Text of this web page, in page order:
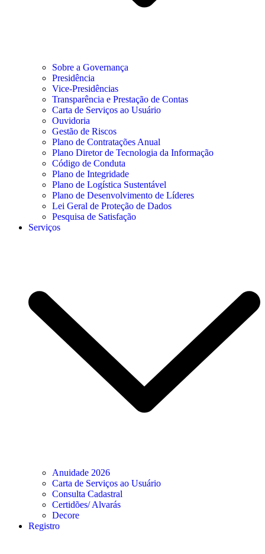
Sobre a Governança
Presidência
Vice-Presidências
Transparência e Prestação de Contas
Carta de Serviços ao Usuário
Ouvidoria
Gestão de Riscos
Plano de Contratações Anual
Plano Diretor de Tecnologia da Informação
Código de Conduta
Plano de Integridade
Plano de Logística Sustentável
Plano de Desenvolvimento de Líderes
Lei Geral de Proteção de Dados
Pesquisa de Satisfação
Serviços
Anuidade 2026
Carta de Serviços ao Usuário
Consulta Cadastral
Certidões/ Alvarás
Decore
Registro